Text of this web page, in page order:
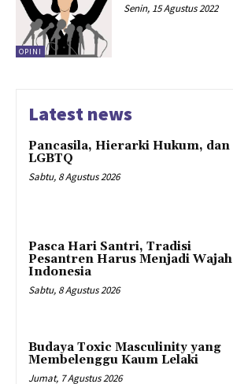
OPINI
Senin, 15 Agustus 2022
Latest news
Pancasila, Hierarki Hukum, dan
LGBTQ
Sabtu, 8 Agustus 2026
Pasca Hari Santri, Tradisi
Pesantren Harus Menjadi Wajah
Indonesia
Sabtu, 8 Agustus 2026
Budaya Toxic Masculinity yang
Membelenggu Kaum Lelaki
Jumat, 7 Agustus 2026